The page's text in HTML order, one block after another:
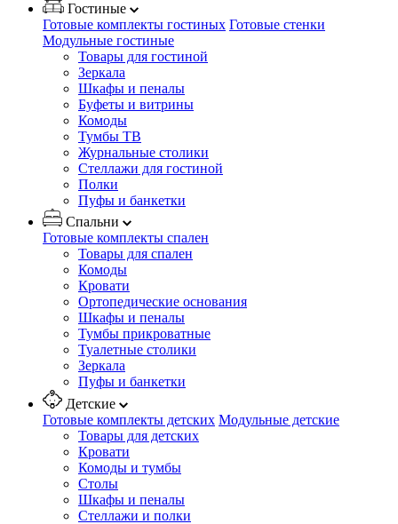
Гостиные
Готовые комплекты гостиных Готовые стенки
Модульные гостиные
Товары для гостиной
Зеркала
Шкафы и пеналы
Буфеты и витрины
Комоды
Тумбы ТВ
Журнальные столики
Стеллажи для гостиной
Полки
Пуфы и банкетки
Спальни
Готовые комплекты спален
Товары для спален
Комоды
Кровати
Ортопедические основания
Шкафы и пеналы
Тумбы прикроватные
Туалетные столики
Зеркала
Пуфы и банкетки
Детские
Готовые комплекты детских Модульные детские
Товары для детских
Кровати
Комоды и тумбы
Столы
Шкафы и пеналы
Стеллажи и полки